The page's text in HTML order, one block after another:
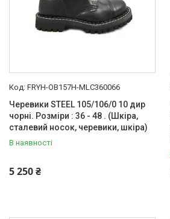
FRYH-OB157H-MLC360066
Черевики STEEL 105/106/0 10 дир
чорні. Розміри : 36 - 48 . (Шкіра,
сталевий носок, черевики, шкіра)
В наявності
5 250 ₴